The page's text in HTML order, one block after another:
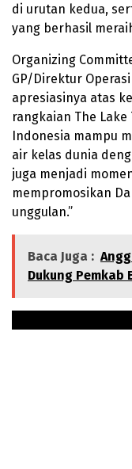
di urutan kedua,
yang berhasil
Organizing
GP/Direktur
apresiasinya atas
rangkaian The Lake
Indonesia mampu
air kelas dunia
juga menjadi
mempromosikan
unggulan.”
Baca Juga :
Dukung Pemkab